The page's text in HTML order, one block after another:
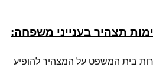
תצהיר בענייני משפחה:
בית המשפט על המצהיר להופיע